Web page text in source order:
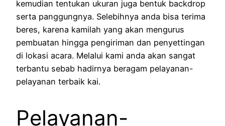
kemudian tentukan ukuran juga bentuk backdrop
serta panggungnya. Selebihnya anda bisa terima
beres, karena kamilah yang akan mengurus
pembuatan hingga pengiriman dan penyettingan
di lokasi acara. Melalui kami anda akan sangat
terbantu sebab hadirnya beragam pelayanan-
pelayanan terbaik kai.
Pelayanan-